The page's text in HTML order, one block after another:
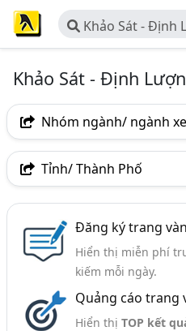
Khảo Sát - Định
Khảo Sát - Định
Nhóm ngành/ ngành
Ngành nghề
Tỉnh/ Thành Phố
Đăng ký trang
Hiển thị miễn phí
kiếm mỗi ngày.
Quảng cáo trang
Hiển thị TOP kết